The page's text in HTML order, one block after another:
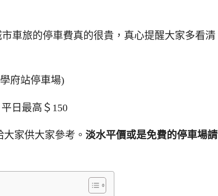
車旅的停車費真的很貴，真心提醒大家多看清
府站停車場)
日最高＄150
家供大家參考。 淡水平價或是免費的停車場請